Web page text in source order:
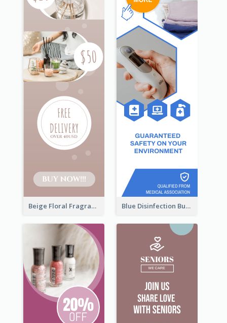
Beige Floral Fragrance Wide Skyscraper Banner Design Blue Disinfection Business Wide Skyscraper Banner Design